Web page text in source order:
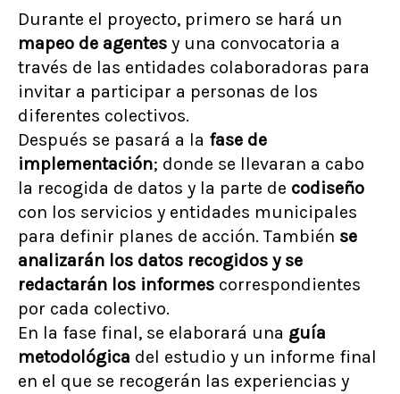
Durante el proyecto, primero se hará un
mapeo de agentes y una convocatoria a
través de las entidades colaboradoras para
invitar a participar a personas de los
diferentes colectivos.
Después se pasará a la fase de
implementación; donde se llevaran a cabo
la recogida de datos y la parte de codiseño
con los servicios y entidades municipales
para definir planes de acción. También se
analizarán los datos recogidos y se
redactarán los informes correspondientes
por cada colectivo.
En la fase final, se elaborará una guía
metodológica del estudio y un informe final
en el que se recogerán las experiencias y